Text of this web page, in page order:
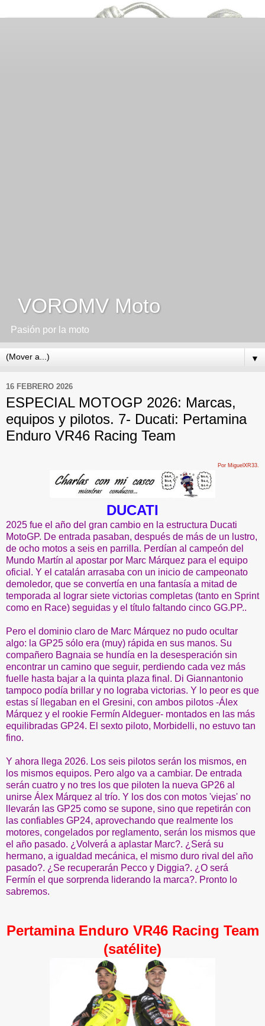
VOROMV Moto
Pasión por la moto
▼
16 FEBRERO 2026
ESPECIAL MOTOGP 2026: Marcas,
equipos y pilotos. 7- Ducati: Pertamina
Enduro VR46 Racing Team
Por MiguelXR33.
DUCATI
2025 fue el año del gran cambio en la estructura Ducati
MotoGP. De entrada pasaban, después de más de un lustro,
de ocho motos a seis en parrilla. Perdían al campeón del
Mundo Martín al apostar por Marc Márquez para el equipo
oficial. Y el catalán arrasaba con un inicio de campeonato
demoledor, que se convertía en una fantasía a mitad de
temporada al lograr siete victorias completas (tanto en Sprint
como en Race) seguidas y el título faltando cinco GG.PP..
Pero el dominio claro de Marc Márquez no pudo ocultar
algo: la GP25 sólo era (muy) rápida en sus manos. Su
compañero Bagnaia se hundía en la desesperación sin
encontrar un camino que seguir, perdiendo cada vez más
fuelle hasta bajar a la quinta plaza final. Di Giannantonio
tampoco podía brillar y no lograba victorias. Y lo peor es que
estas sí llegaban en el Gresini, con ambos pilotos -Álex
Márquez y el rookie Fermín Aldeguer- montados en las más
equilibradas GP24. El sexto piloto, Morbidelli, no estuvo tan
fino.
Y ahora llega 2026. Los seis pilotos serán los mismos, en
los mismos equipos. Pero algo va a cambiar. De entrada
serán cuatro y no tres los que piloten la nueva GP26 al
unirse Álex Márquez al trío. Y los dos con motos 'viejas' no
llevarán las GP25 como se supone, sino que repetirán con
las confiables GP24, aprovechando que realmente los
motores, congelados por reglamento, serán los mismos que
el año pasado. ¿Volverá a aplastar Marc?. ¿Será su
hermano, a igualdad mecánica, el mismo duro rival del año
pasado?. ¿Se recuperarán Pecco y Diggia?. ¿O será
Fermín el que sorprenda liderando la marca?. Pronto lo
sabremos.
Pertamina Enduro VR46 Racing Team
(satélite)